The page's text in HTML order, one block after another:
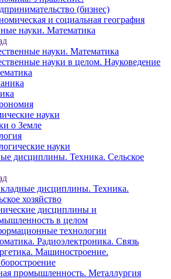
(бизнес)
и социальная география
науки. Математика
науки. Математика
науки в целом. Науковедение
науки
о Земле
науки
дисциплины. Техника. Сельское
дисциплины. Техника.
хозяйство
дисциплины и
в целом
технологии
Радиоэлектроника. Связь
Машиностроение.
промышленность. Металлургия